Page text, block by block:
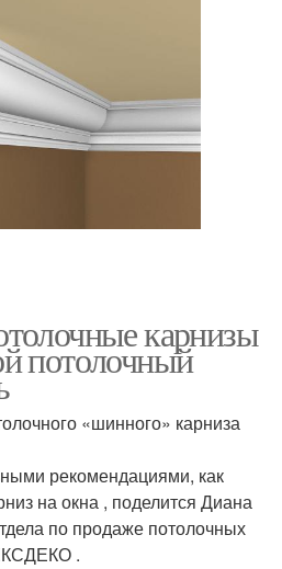
карнизы
потолочный
«шинного» карниза
рекомендациями, как
на окна , поделится Диана
по продаже потолочных
.